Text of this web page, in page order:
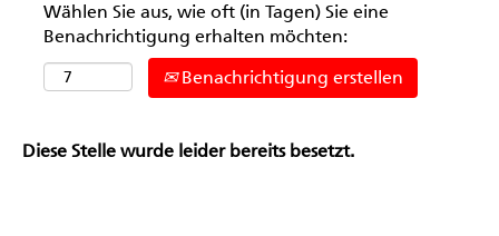
Wählen Sie aus, wie oft (in Tagen) Sie eine
Benachrichtigung erhalten möchten:
Benachrichtigung erstellen
Diese Stelle wurde leider bereits besetzt.